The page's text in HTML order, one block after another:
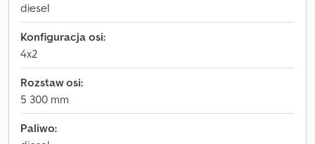
diesel
Konfiguracja osi:
4x2
Rozstaw osi:
5 300 mm
Paliwo: